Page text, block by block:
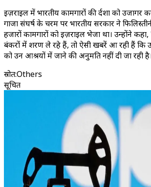
इज़राइल में भारतीय कामगारों की दुर्दशा को उजागर
गाजा संघर्ष के चरम पर भारतीय सरकार ने
हजारों कामगारों को इज़राइल भेजा था। उन्होंने
बंकरों में शरण ले रहे हैं, तो ऐसी खबरें आ रही हैं कि
को उन आश्रयों में जाने की अनुमति नहीं दी जा रही
स्रोत:Others
सूचित